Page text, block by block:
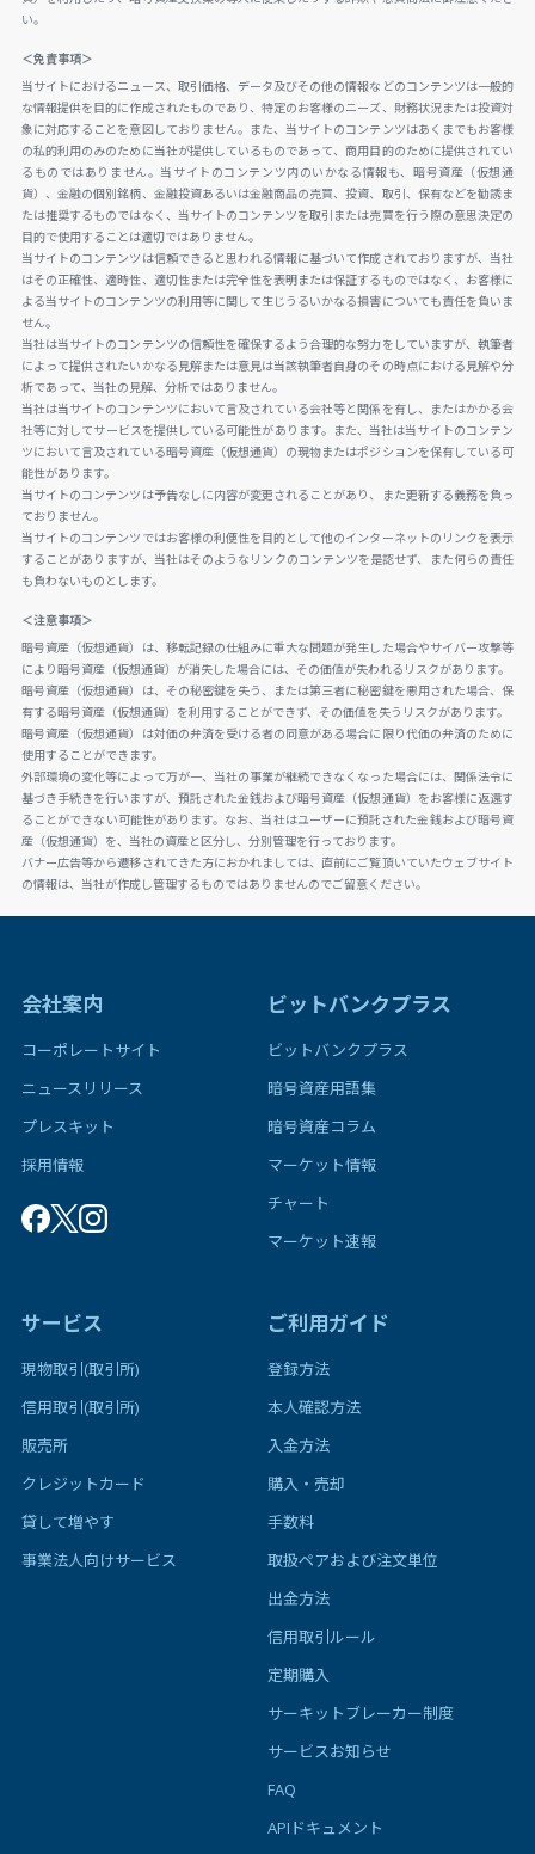
い。
＜免責事項＞
当サイトにおけるニュース、取引価格、データ及びその他の情報などのコンテンツは一般的
な情報提供を目的に作成されたものであり、特定のお客様のニーズ、財務状況または投資対
象に対応することを意図しておりません。また、当サイトのコンテンツはあくまでもお客様
の私的利用のみのために当社が提供しているものであって、商用目的のために提供されてい
るものではありません。当サイトのコンテンツ内のいかなる情報も、暗号資産（仮想通
貨）、金融の個別銘柄、金融投資あるいは金融商品の売買、投資、取引、保有などを勧誘ま
たは推奨するものではなく、当サイトのコンテンツを取引または売買を行う際の意思決定の
目的で使用することは適切ではありません。
当サイトのコンテンツは信頼できると思われる情報に基づいて作成されておりますが、当社
はその正確性、適時性、適切性または完全性を表明または保証するものではなく、お客様に
よる当サイトのコンテンツの利用等に関して生じうるいかなる損害についても責任を負いま
せん。
当社は当サイトのコンテンツの信頼性を確保するよう合理的な努力をしていますが、執筆者
によって提供されたいかなる見解または意見は当該執筆者自身のその時点における見解や分
析であって、当社の見解、分析ではありません。
当社は当サイトのコンテンツにおいて言及されている会社等と関係を有し、またはかかる会
社等に対してサービスを提供している可能性があります。また、当社は当サイトのコンテン
ツにおいて言及されている暗号資産（仮想通貨）の現物またはポジションを保有している可
能性があります。
当サイトのコンテンツは予告なしに内容が変更されることがあり、また更新する義務を負っ
ておりません。
当サイトのコンテンツではお客様の利便性を目的として他のインターネットのリンクを表示
することがありますが、当社はそのようなリンクのコンテンツを是認せず、また何らの責任
も負わないものとします。
＜注意事項＞
暗号資産（仮想通貨）は、移転記録の仕組みに重大な問題が発生した場合やサイバー攻撃等
により暗号資産（仮想通貨）が消失した場合には、その価値が失われるリスクがあります。
暗号資産（仮想通貨）は、その秘密鍵を失う、または第三者に秘密鍵を悪用された場合、保
有する暗号資産（仮想通貨）を利用することができず、その価値を失うリスクがあります。
暗号資産（仮想通貨）は対価の弁済を受ける者の同意がある場合に限り代価の弁済のために
使用することができます。
外部環境の変化等によって万が一、当社の事業が継続できなくなった場合には、関係法令に
基づき手続きを行いますが、預託された金銭および暗号資産（仮想通貨）をお客様に返還す
ることができない可能性があります。なお、当社はユーザーに預託された金銭および暗号資
産（仮想通貨）を、当社の資産と区分し、分別管理を行っております。
バナー広告等から遷移されてきた方におかれましては、直前にご覧頂いていたウェブサイト
の情報は、当社が作成し管理するものではありませんのでご留意ください。
会社案内
コーポレートサイト
ニュースリリース
プレスキット
採用情報
ビットバンクプラス
ビットバンクプラス
暗号資産用語集
暗号資産コラム
マーケット情報
チャート
マーケット速報
サービス
現物取引(取引所)
信用取引(取引所)
販売所
クレジットカード
貸して増やす
事業法人向けサービス
ご利用ガイド
登録方法
本人確認方法
入金方法
購入・売却
手数料
取扱ペアおよび注文単位
出金方法
信用取引ルール
定期購入
サーキットブレーカー制度
サービスお知らせ
FAQ
APIドキュメント